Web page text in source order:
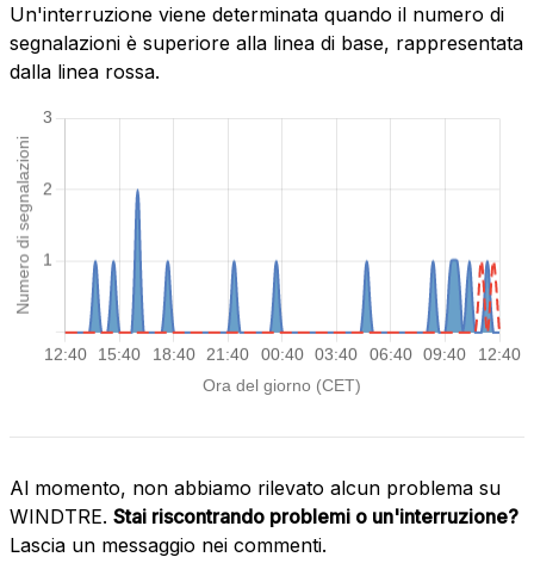
Un'interruzione viene determinata quando il numero di
segnalazioni è superiore alla linea di base, rappresentata
dalla linea rossa.
Al momento, non abbiamo rilevato alcun problema su
WINDTRE. Stai riscontrando problemi o un'interruzione?
Lascia un messaggio nei commenti.